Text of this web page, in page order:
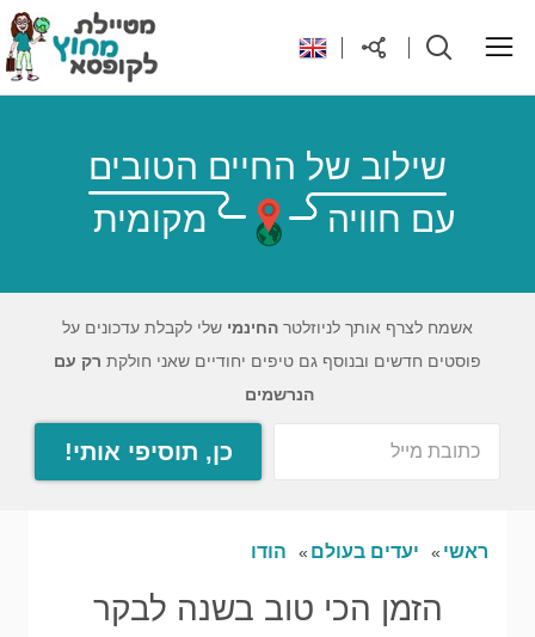
יעדים בעולם
טיפים והנחות לטיול
אודות
שילוב של החיים הטובים
עם חוויה
מקומית
אשמח לצרף אותך לניוזלטר החינמי שלי לקבלת עדכונים על
פוסטים חדשים ובנוסף גם טיפים יחודיים שאני חולקת רק עם
הנרשמים
כן, תוסיפי אותי!
ראשי יעדים בעולם הודו
הזמן הכי טוב בשנה לבקר